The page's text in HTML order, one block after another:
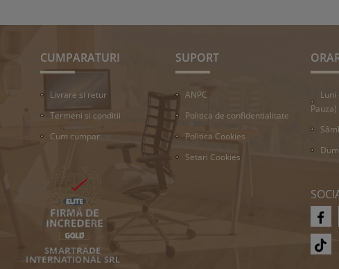
CUMPARATURI
Livrare si retur
Termeni si conditii
Cum cumpar
SUPORT
ANPC
Politica de confidentialitate
Politica Cookies
Setari Cookies
Luni
Pauza)